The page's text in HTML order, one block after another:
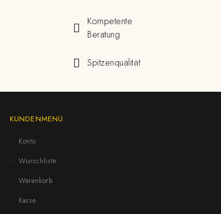
Kompetente
Beratung
Spitzenqualität
KUNDENMENÜ
Konto
Wunschliste
Warenkorb
Kasse